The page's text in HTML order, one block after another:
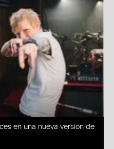
en una nueva versión de